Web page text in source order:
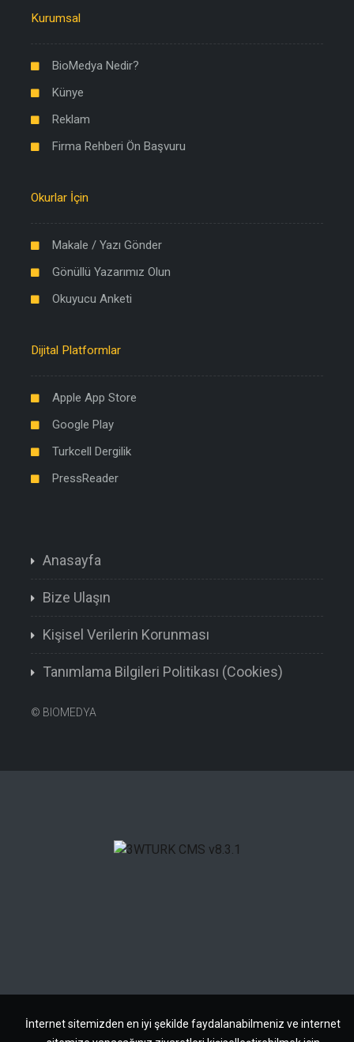
İnternet sitemizden en iyi şekilde faydalanabilmeniz ve internet
Kurumsal
BioMedya Nedir?
Künye
Reklam
Firma Rehberi Ön Başvuru
Okurlar İçin
Makale / Yazı Gönder
Gönüllü Yazarımız Olun
Okuyucu Anketi
Dijital Platformlar
Apple App Store
Google Play
Turkcell Dergilik
PressReader
Anasayfa
Bize Ulaşın
Kişisel Verilerin Korunması
Tanımlama Bilgileri Politikası (Cookies)
© BIOMEDYA